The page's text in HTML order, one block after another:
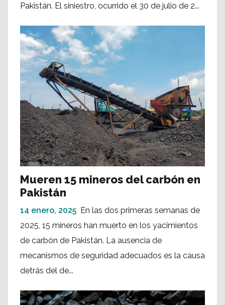
Pakistán. El siniestro, ocurrido el 30 de julio de 2...
Mueren 15 mineros del carbón en
Pakistán
14 enero, 2025 En las dos primeras semanas de
2025, 15 mineros han muerto en los yacimientos
de carbón de Pakistán. La ausencia de
mecanismos de seguridad adecuados es la causa
detrás del de...